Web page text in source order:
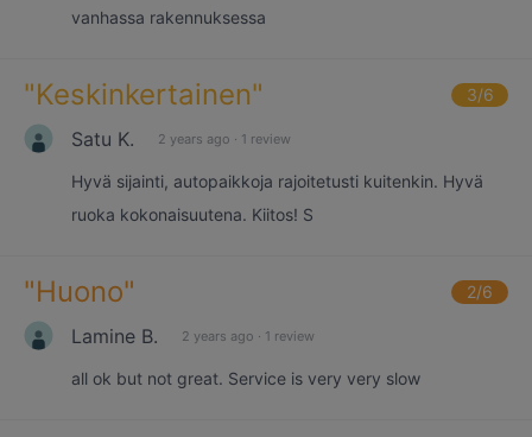
vanhassa rakennuksessa
"Keskinkertainen" 3/6
Satu K. 2 years ago · 1 review
Hyvä sijainti, autopaikkoja rajoitetusti kuitenkin. Hyvä
ruoka kokonaisuutena. Kiitos! S
"Huono" 2/6
Lamine B. 2 years ago · 1 review
all ok but not great. Service is very very slow